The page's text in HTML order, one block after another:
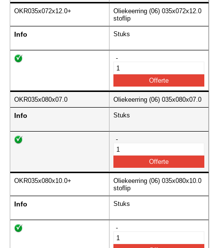
OKR035x072x12.0+
Oliekeerring (06) 035x072x12.0
stoflip
Info Stuks
-
OKR035x080x07.0 Oliekeerring (06) 035x080x07.0
Info Stuks
-
OKR035x080x10.0+
Oliekeerring (06) 035x080x10.0
stoflip
Info Stuks
-